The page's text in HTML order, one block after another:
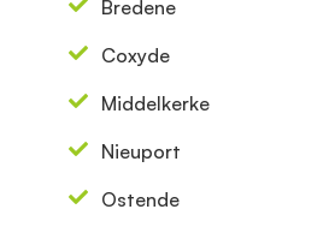
Bredene
Coxyde
Middelkerke
Nieuport
Ostende